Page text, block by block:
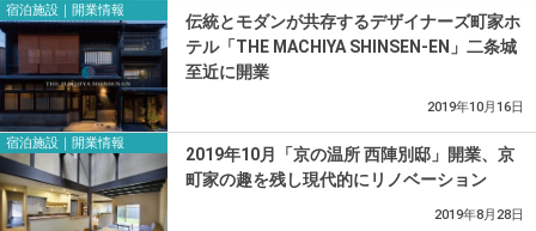
宿泊施設｜開業情報
伝統とモダンが共存するデザイナーズ町家ホ
テル「THE MACHIYA SHINSEN-EN」二条城
至近に開業
2019年10月16日
宿泊施設｜開業情報
2019年10月「京の温所 西陣別邸」開業、京
町家の趣を残し現代的にリノベーション
2019年8月28日